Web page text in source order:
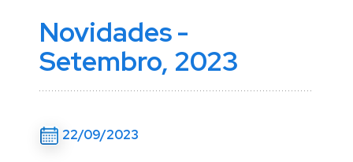
Novidades -
Setembro, 2023
22/09/2023